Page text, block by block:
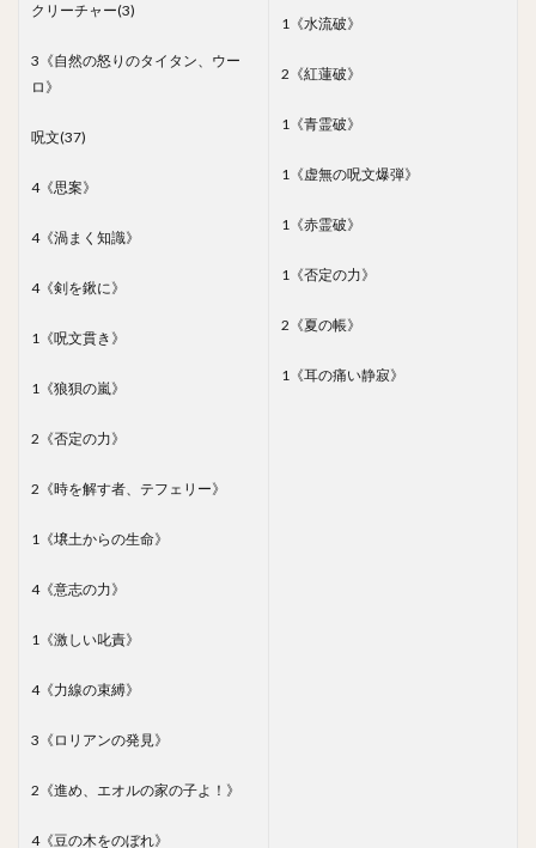
クリーチャー(3)
3《自然の怒りのタイタン、ウー
ロ》
呪文(37)
4《思案》
4《渦まく知識》
4《剣を鍬に》
1《呪文貫き》
1《狼狽の嵐》
2《否定の力》
2《時を解す者、テフェリー》
1《壌土からの生命》
4《意志の力》
1《激しい叱責》
4《力線の束縛》
3《ロリアンの発見》
2《進め、エオルの家の子よ！》
4《豆の木をのぼれ》
1《水流破》
2《紅蓮破》
1《青霊破》
1《虚無の呪文爆弾》
1《赤霊破》
1《否定の力》
2《夏の帳》
1《耳の痛い静寂》